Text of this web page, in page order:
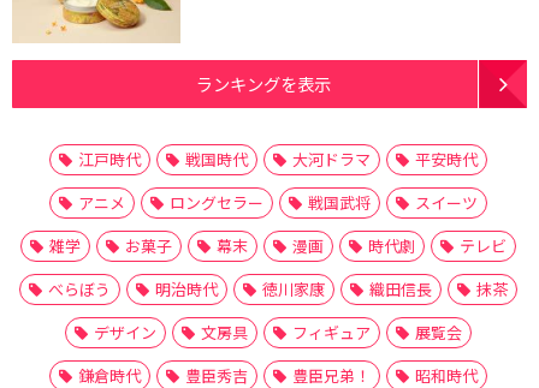
ランキングを表示
江戸時代 戦国時代 大河ドラマ
平安時代
アニメ
ロングセラー 戦国武将
スイーツ
雑学
お菓子 幕末 漫画 時代劇
テレビ
べらぼう
明治時代 徳川家康 織田信長
抹茶
デザイン
文房具 フィギュア
展覧会
鎌倉時代
豊臣秀吉 豊臣兄弟！
昭和時代